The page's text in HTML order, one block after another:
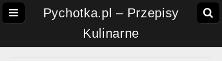
Pychotka.pl – Przepisy
Kulinarne